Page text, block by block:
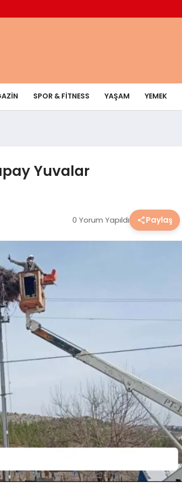
SPOR & FITNESS YAŞAM YEMEK
Yuvalar
0 Yorum Yapıldı Paylaş